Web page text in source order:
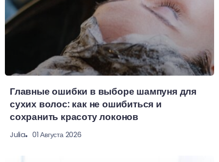
Главные ошибки в выборе шампуня для
сухих волос: как не ошибиться и
сохранить красоту локонов
Julia 01 Августа 2026